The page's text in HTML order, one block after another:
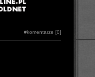
#komentarze [0]